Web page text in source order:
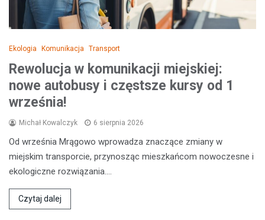
Ekologia Komunikacja Transport
Rewolucja w komunikacji miejskiej:
nowe autobusy i częstsze kursy od 1
września!
Michał Kowalczyk 6 sierpnia 2026
Od września Mrągowo wprowadza znaczące zmiany w
miejskim transporcie, przynosząc mieszkańcom nowoczesne i
ekologiczne rozwiązania.…
Czytaj dalej